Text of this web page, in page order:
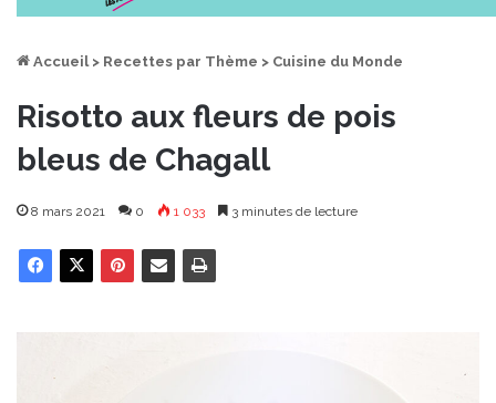
Accueil > Recettes par Thème > Cuisine du Monde
Risotto aux fleurs de pois
bleus de Chagall
8 mars 2021 0 1 033 3 minutes de lecture